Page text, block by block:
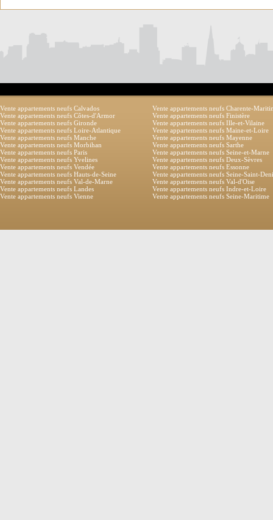
Vente appartements neufs Calvados
Vente appartements neufs Charente-
Vente appartements neufs Côtes-d'Armor
Vente appartements neufs Finistère
Vente appartements neufs Gironde
Vente appartements neufs Ille-et-Vilaine
Vente appartements neufs Loire-Atlantique
Vente appartements neufs Maine-et-Loire
Vente appartements neufs Manche
Vente appartements neufs Mayenne
Vente appartements neufs Morbihan
Vente appartements neufs Sarthe
Vente appartements neufs Paris
Vente appartements neufs Seine-et-Marne
Vente appartements neufs Yvelines
Vente appartements neufs Deux-Sèvres
Vente appartements neufs Vendée
Vente appartements neufs Essonne
Vente appartements neufs Hauts-de-Seine
Vente appartements neufs Seine-Saint-
Vente appartements neufs Val-de-Marne
Vente appartements neufs Val-d'Oise
Vente appartements neufs Landes
Vente appartements neufs Indre-et-Loire
Vente appartements neufs Vienne
Vente appartements neufs Seine-Maritime